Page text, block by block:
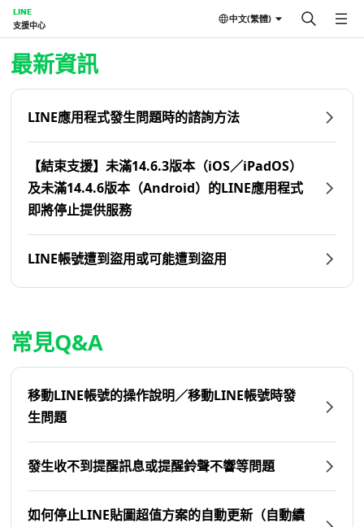
LINE
支援中心
中文(繁體)
首頁 | LINE支援中心
最新資訊
LINE應用程式發生問題時的諮詢方法
【結束支援】未滿14.6.3版本（iOS／iPadOS）
及未滿14.4.6版本（Android）的LINE應用程式
即將停止提供服務
LINE帳號遭到盜用或可能遭到盜用
常見Q&A
移動LINE帳號的操作說明／移動LINE帳號時發
生問題
發生收不到提醒訊息或提醒鈴聲不響等問題
如何停止LINE貼圖超值方案的自動更新（自動續